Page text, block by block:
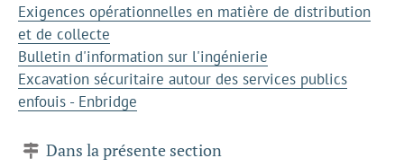
Exigences opérationnelles en matière de distribution
et de collecte
Bulletin d'information sur l'ingénierie
Excavation sécuritaire autour des services publics
enfouis - Enbridge
Dans la présente section